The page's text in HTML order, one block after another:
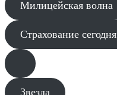
Милицейская волна
Страхование сегодня
Звезда